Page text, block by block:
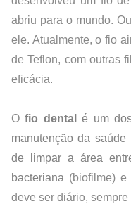
abriu para o mundo.
ele. Atualmente, o fio
de Teflon, com outras
eficácia.
O fio dental
é um
manutenção da
de limpar a área
bacteriana (biofilme)
deve ser diário,